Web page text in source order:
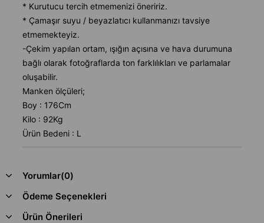
* Kurutucu tercih etmemenizi öneririz.
* Çamaşır suyu / beyazlatıcı kullanmanızı tavsiye
etmemekteyiz.
-Çekim yapılan ortam, ışığın açısına ve hava durumuna
bağlı olarak fotoğraflarda ton farklılıkları ve parlamalar
oluşabilir.
Manken ölçüleri;
Boy : 176Cm
Kilo : 92Kg
Ürün Bedeni : L
Yorumlar(0)
Ödeme Seçenekleri
Ürün Önerileri